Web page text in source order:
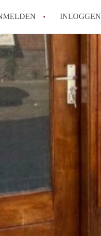
INLOGGEN